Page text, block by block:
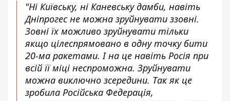
"Ні Київську, ні Каневську дамби, навіть
Дніпрогес не можна зруйнувати ззовні.
Зовні їх можливо зруйнувати тільки
якщо цілеспрямовано в одну точку бити
20-ма ракетами. І на це навіть Росія при
всій її міці неспроможна. Зруйнувати
можна виключно зсередини. Так як це
зробила Російська Федерація,